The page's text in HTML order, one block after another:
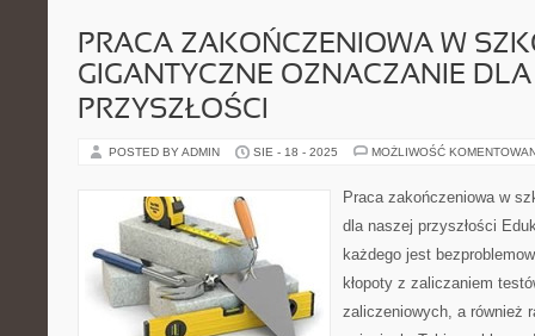
PRACA ZAKOŃCZENIOWA W
GIGANTYCZNE OZNACZANIE
PRZYSZŁOŚCI
POSTED BY ADMIN SIE - 18 - 2025 MOŻLIWOŚĆ
Praca zakończeniowa w
dla naszej przyszłości
każdego jest
kłopoty z zaliczaniem
zaliczeniowych, a również